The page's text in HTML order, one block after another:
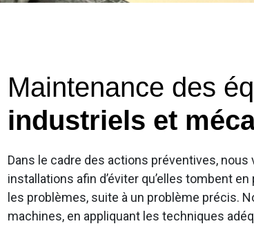
Maintenance des
industriels et
Dans le cadre des actions préventives,
installations afin d’éviter qu’elles tombent
les problèmes, suite à un problème précis.
machines, en appliquant les techniques